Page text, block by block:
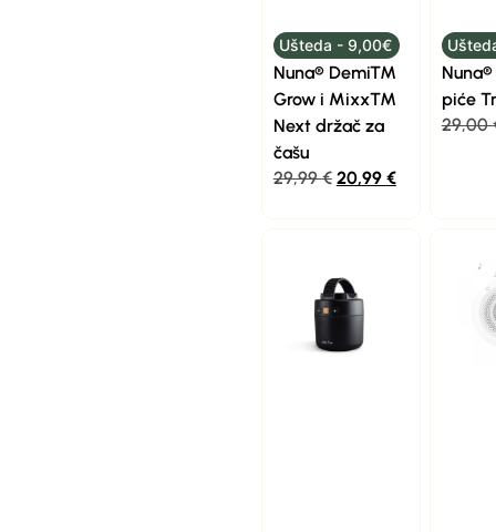
Ušteda - 9,00€
Nuna® Demi™
Grow i Mixx™
Next držač za
čašu
29,99€ 20,99 €
piće
29,00